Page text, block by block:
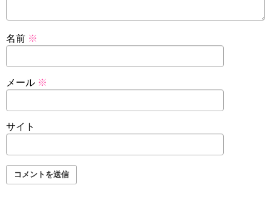
名前 ※
メール ※
サイト